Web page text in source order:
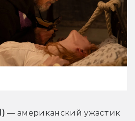
— американский ужастик